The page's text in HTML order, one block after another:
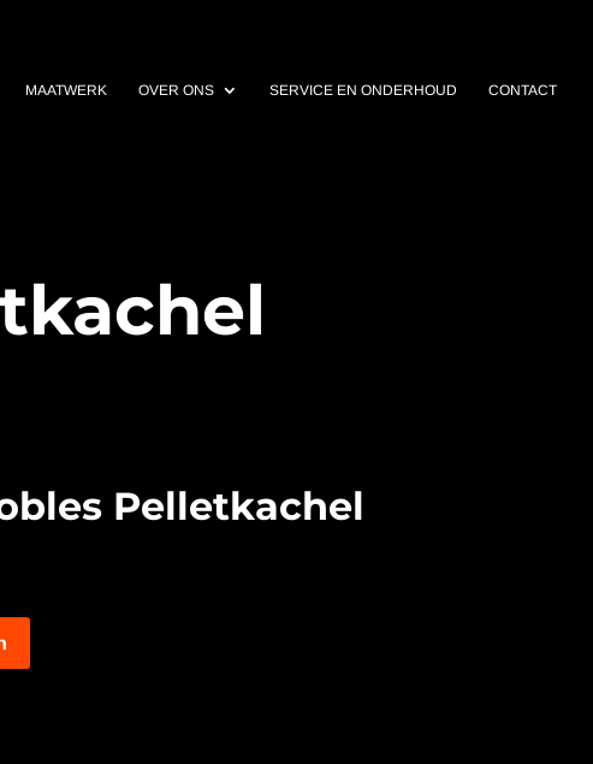
MAATWERK OVER ONS SERVICE EN ONDERHOUD CONTACT
Pelletkachel